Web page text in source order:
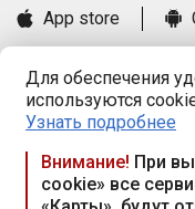
Для обеспечения
используются
Узнать подробнее
Внимание! При
cookie» все
App store
Книга замечаний и
Правила и документы
Praca.by ©
Республика Беларусь,
117а, пом. № 9.